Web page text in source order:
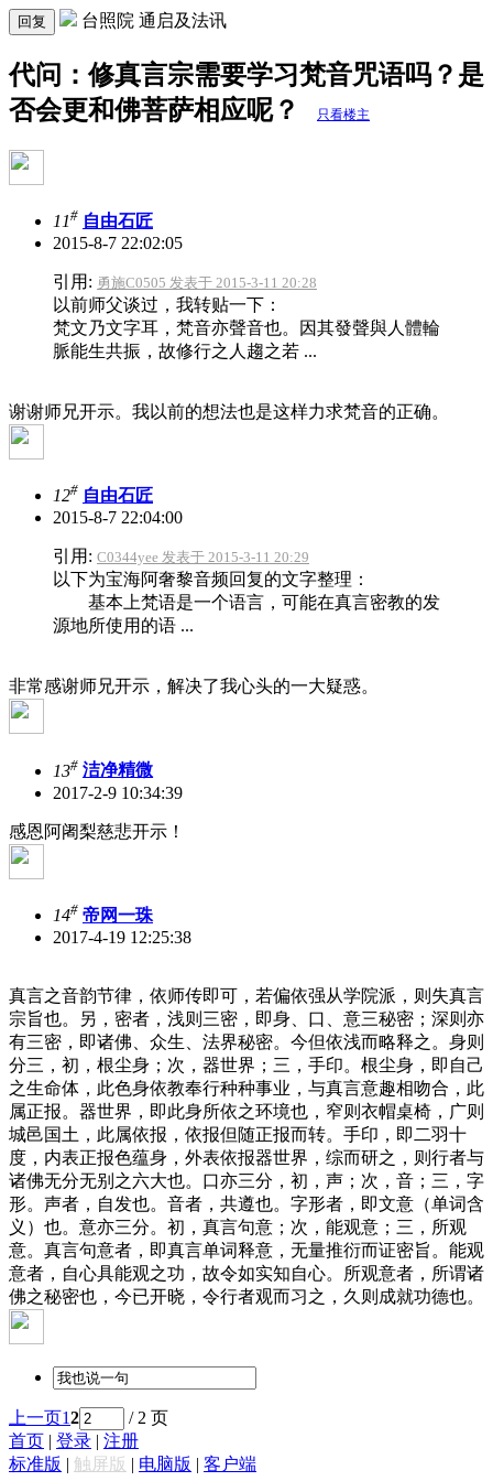
回复 台照院 通启及法讯
代问：修真言宗需要学习梵音咒语吗？是
否会更和佛菩萨相应呢？
只看楼主
11# 自由石匠
2015-8-7 22:02:05
引用: 勇施C0505 发表于 2015-3-11 20:28
以前师父谈过，我转贴一下：
梵文乃文字耳，梵音亦聲音也。因其發聲與人體輪
脈能生共振，故修行之人趨之若 ...
谢谢师兄开示。我以前的想法也是这样力求梵音的正确。
12# 自由石匠
2015-8-7 22:04:00
引用: C0344yee 发表于 2015-3-11 20:29
以下为宝海阿奢黎音频回复的文字整理：
基本上梵语是一个语言，可能在真言密教的发
源地所使用的语 ...
非常感谢师兄开示，解决了我心头的一大疑惑。
13# 洁净精微
2017-2-9 10:34:39
感恩阿阇梨慈悲开示！
14# 帝网一珠
2017-4-19 12:25:38
真言之音韵节律，依师传即可，若偏依强从学院派，则失真言
宗旨也。另，密者，浅则三密，即身、口、意三秘密；深则亦
有三密，即诸佛、众生、法界秘密。今但依浅而略释之。身则
分三，初，根尘身；次，器世界；三，手印。根尘身，即自己
之生命体，此色身依教奉行种种事业，与真言意趣相吻合，此
属正报。器世界，即此身所依之环境也，窄则衣帽桌椅，广则
城邑国土，此属依报，依报但随正报而转。手印，即二羽十
度，内表正报色蕴身，外表依报器世界，综而研之，则行者与
诸佛无分无别之六大也。口亦三分，初，声；次，音；三，字
形。声者，自发也。音者，共遵也。字形者，即文意（单词含
义）也。意亦三分。初，真言句意；次，能观意；三，所观
意。真言句意者，即真言单词释意，无量推衍而证密旨。能观
意者，自心具能观之功，故令如实知自心。所观意者，所谓诸
佛之秘密也，今已开晓，令行者观而习之，久则成就功德也。
上一页12
/ 2 页
首页 | 登录 | 注册
标准版 | 触屏版 | 电脑版 | 客户端